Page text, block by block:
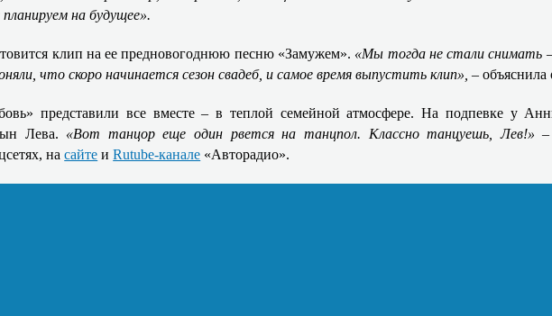
на будущее».
клип на ее предновогоднюю песню «Замужем». «Мы тогда не стали снимать –
что скоро начинается сезон свадеб, и самое время выпустить клип», –объяснила
представили все вместе – в теплой семейной атмосфере. На подпевке у
Лева. «Вот танцор еще один рвется на танцпол. Классно танцуешь, Лев!»
насайте иRutube-канале «Авторадио».